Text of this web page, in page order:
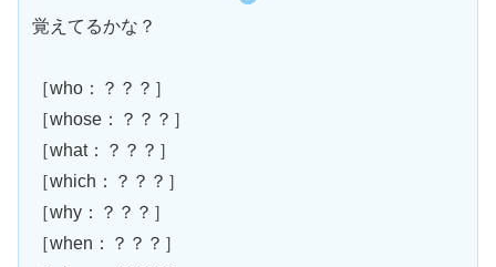
覚えてるかな？
［who：？？？］
［whose：？？？］
［what：？？？］
［which：？？？］
［why：？？？］
［when：？？？］